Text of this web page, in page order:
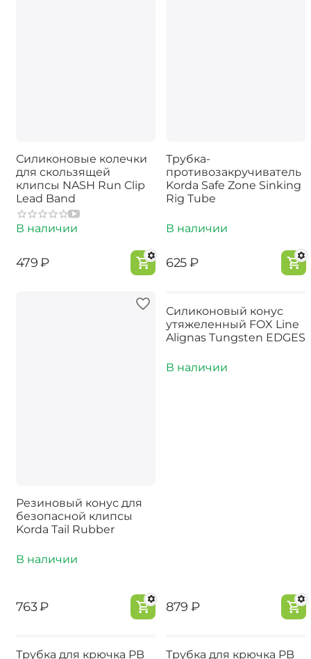
Силиконовые колечки
для скользящей
клипсы NASH Run Clip
Lead Band
В наличии
‍479‍ ₽
Трубка-
противозакручиватель
Korda Safe Zone Sinking
Rig Tube
В наличии
‍625‍₽
Резиновый конус для
безопасной клипсы
Korda Tail Rubber
В наличии
‍763‍₽
Силиконовый конус
утяжеленный FOX Line
Alignas Tungsten EDGES
В наличии
‍879‍ ₽
Трубка для крючка PB Трубка для крючка PB